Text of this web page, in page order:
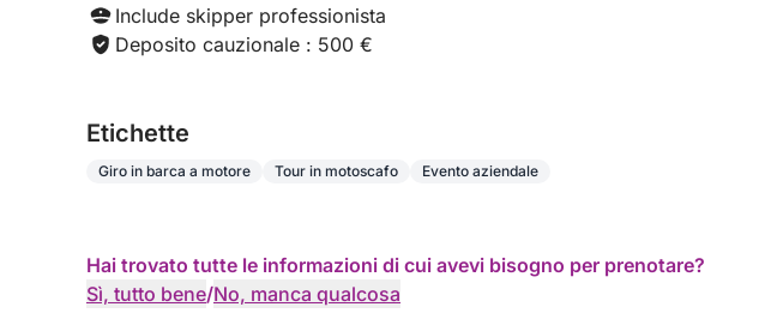
Include skipper professionista
Deposito cauzionale : 500 €
Etichette
Giro in barca a motore Tour in motoscafo Evento aziendale
Hai trovato tutte le informazioni di cui avevi bisogno per prenotare?
Sì, tutto bene/No, manca qualcosa